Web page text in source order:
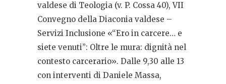
valdese di Teologia (v. P. Cossa 40), VII
Convegno della Diaconia valdese –
Servizi Inclusione «“Ero in carcere… e
siete venuti”: Oltre le mura: dignità nel
contesto carcerario». Dalle 9,30 alle 13
con interventi di Daniele Massa,